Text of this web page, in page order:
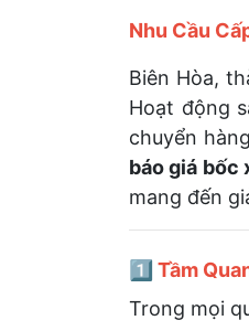
Nhu Cầu
Biên Hòa,
Hoạt động
chuyển
báo giá bốc
mang đến
1️⃣ Tầm
Trong mọi